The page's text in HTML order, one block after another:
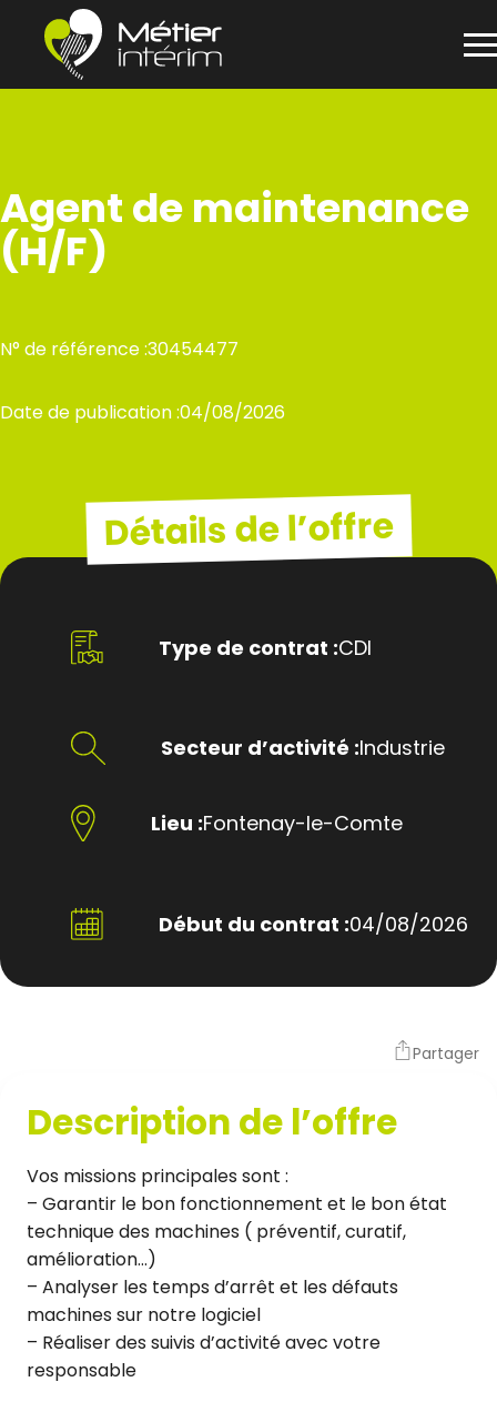
Agent de maintenance
(H/F)
N° de référence :30454477
Date de publication :04/08/2026
Détails de l’offre
Type de contrat :CDI
Secteur d’activité :Industrie
Lieu :Fontenay-le-Comte
Début du contrat :04/08/2026
Partager
Description de l’offre
Vos missions principales sont :
– Garantir le bon fonctionnement et le bon état
technique des machines ( préventif, curatif,
amélioration…)
– Analyser les temps d’arrêt et les défauts
machines sur notre logiciel
– Réaliser des suivis d’activité avec votre
responsable
Panneau de gestion des cookies